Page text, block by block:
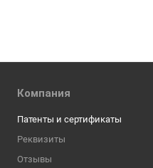
Компания
Патенты и сертификаты
Реквизиты
Отзывы